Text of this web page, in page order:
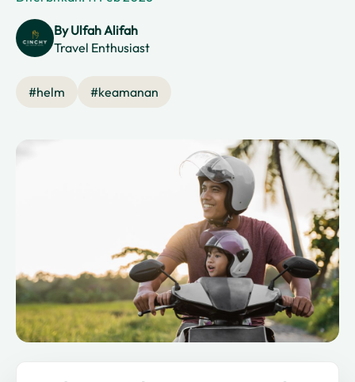
ByUlfah Alifah
Travel Enthusiast
#helm #keamanan